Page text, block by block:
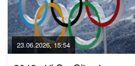
23.06.2026, 15:54